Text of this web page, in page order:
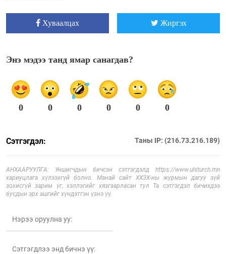
Хуваалцах Жиргэх
Энэ мэдээ танд ямар санагдав?
0 0 0 0 0 0
Сэтгэгдэл: Таны IP: (216.73.216.189)
АНХААРУУЛГА: Уншигчдын бичсэн сэтгэгдэлд https://www.ulsturch.mn
хариуцлага хүлээхгүй болно. Манай сайт ХХЗХ-ны журмын дагуу зүй
зохисгүй зарим үг, хэллэгийг хязгаарласан тул Та сэтгэгдэл бичихдээ
бусдын эрх ашгийг хүндэтгэн үзнэ үү.